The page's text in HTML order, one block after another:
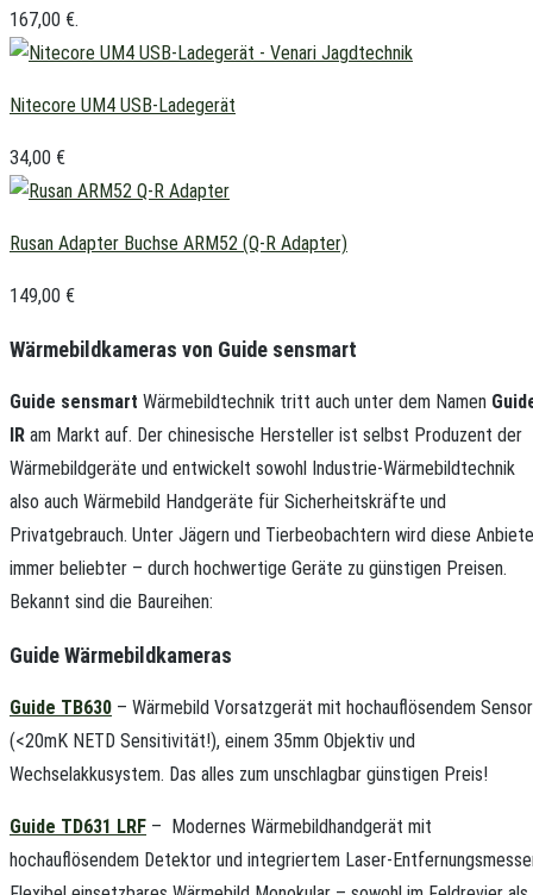
167,00 €.
Nitecore UM4 USB-Ladegerät
34,00 €
Rusan Adapter Buchse ARM52 (Q-R Adapter)
149,00 €
Wärmebildkameras von Guide sensmart
Guide sensmart Wärmebildtechnik tritt auch unter dem Namen
IR am Markt auf. Der chinesische Hersteller ist selbst Produzent der
Wärmebildgeräte und entwickelt sowohl Industrie-Wärmebildtechnik
also auch Wärmebild Handgeräte für Sicherheitskräfte und
Privatgebrauch. Unter Jägern und Tierbeobachtern wird diese
immer beliebter – durch hochwertige Geräte zu günstigen Preisen.
Bekannt sind die Baureihen:
Guide Wärmebildkameras
Guide TB630 – Wärmebild Vorsatzgerät mit hochauflösendem Sensor
(<20mK NETD Sensitivität!), einem 35mm Objektiv und
Wechselakkusystem. Das alles zum unschlagbar günstigen Preis!
Guide TD631 LRF –
Modernes Wärmebildhandgerät mit
hochauflösendem Detektor und integriertem Laser-